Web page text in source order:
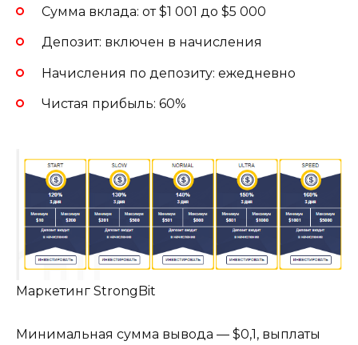
Сумма вклада: от $1 001 до $5 000
Депозит: включен в начисления
Начисления по депозиту: ежедневно
Чистая прибыль: 60%
Маркетинг StrongBit
Минимальная сумма вывода — $0,1, выплаты